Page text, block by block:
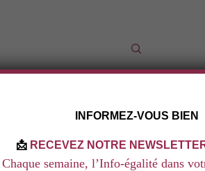
LES DOSSIERS NOS LIVRES
INFORMEZ-VOUS BIEN
📩 RECEVEZ NOTRE
Chaque semaine, l’Info-égalité dans